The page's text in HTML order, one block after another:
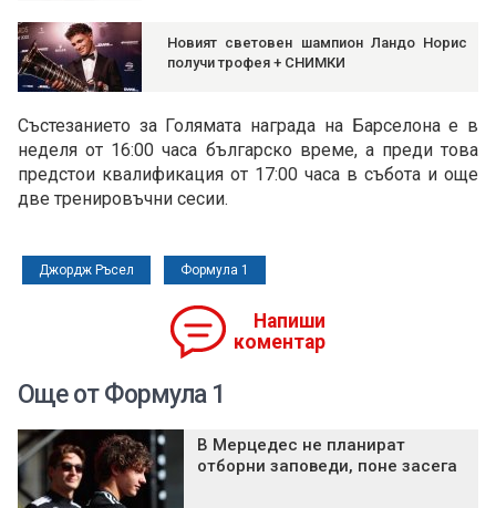
Новият световен шампион Ландо Норис
получи трофея + СНИМКИ
Състезанието за Голямата награда на Барселона е в
неделя от 16:00 часа българско време, а преди това
предстои квалификация от 17:00 часа в събота и още
две тренировъчни сесии.
Джордж Ръсел Формула 1
Напиши
коментар
Още от Формула 1
В Мерцедес не планират
отборни заповеди, поне засега